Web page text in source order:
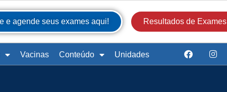
e agende seus exames aqui! Resultados de Exames
Vacinas Conteúdo Unidades